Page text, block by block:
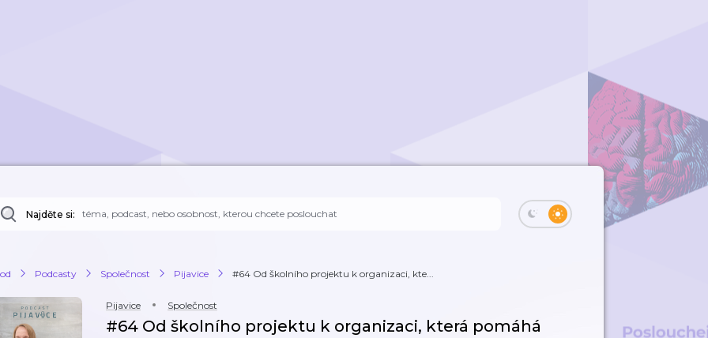
Najděte si:
Podcasty Společnost Pijavice #64 Od školního projektu k organizaci, kte...
Pijavice Společnost
#64 Od školního projektu k organizaci, která pomáhá